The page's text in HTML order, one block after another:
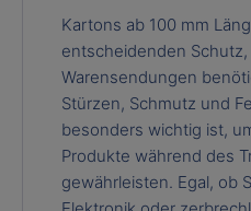
Kartons ab 100 mm
entscheidenden
Warensendungen
Stürzen, Schmutz und
besonders wichtig ist,
Produkte während des
gewährleisten. Egal, ob